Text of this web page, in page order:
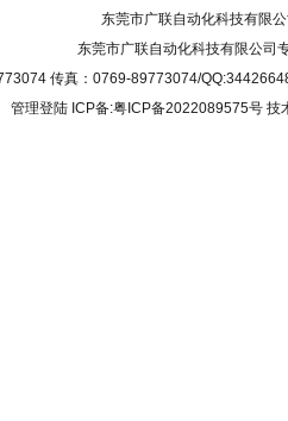
东莞市广联自动化科技有限
东莞市广联自动化科技有限公司
传真：0769-89773074/
管理登陆 ICP备:粤ICP备2022089575号